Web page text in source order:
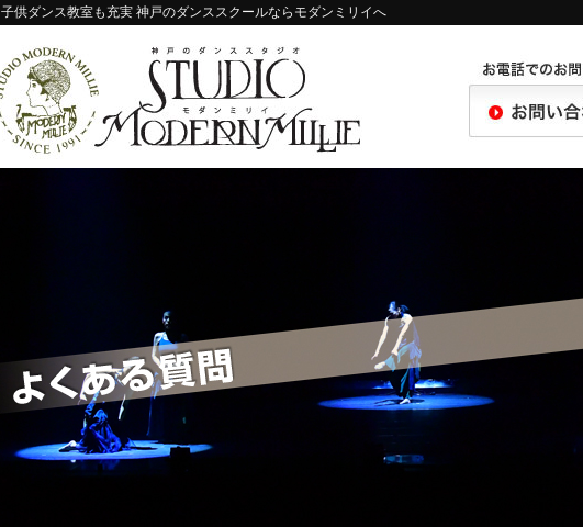
子供ダンス教室も充実 神戸のダンススクールならモダンミリイへ